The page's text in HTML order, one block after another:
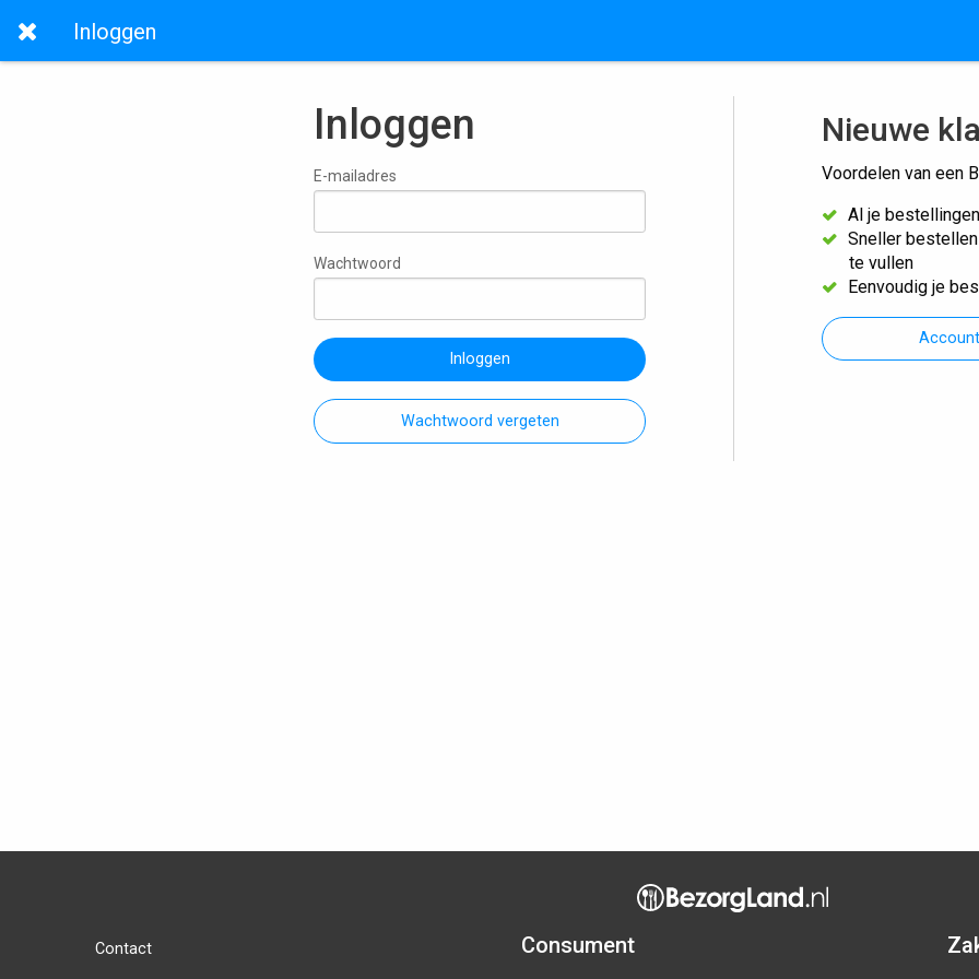
Inloggen
Inloggen
E-mailadres
Wachtwoord
Inloggen
Wachtwoord vergeten
Nieuwe
Voordelen van een
Al je
Sneller
te vullen
Eenvoudig je
Contact Consument